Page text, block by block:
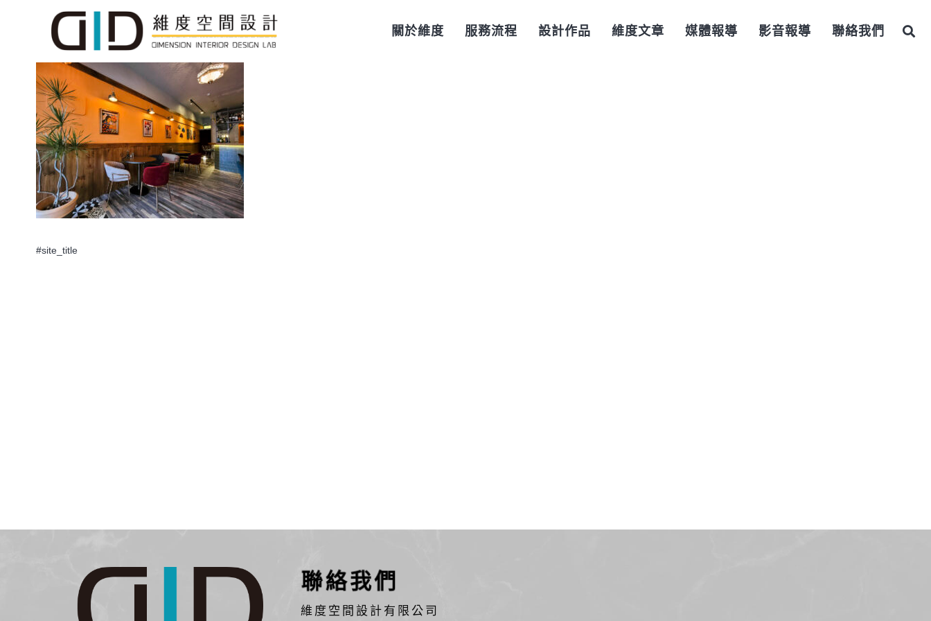
關於維度 服務流程 設計作品 維度文章 媒體報導 影音報導 聯絡我們
#site_title
聯絡我們
維度空間設計有限公司